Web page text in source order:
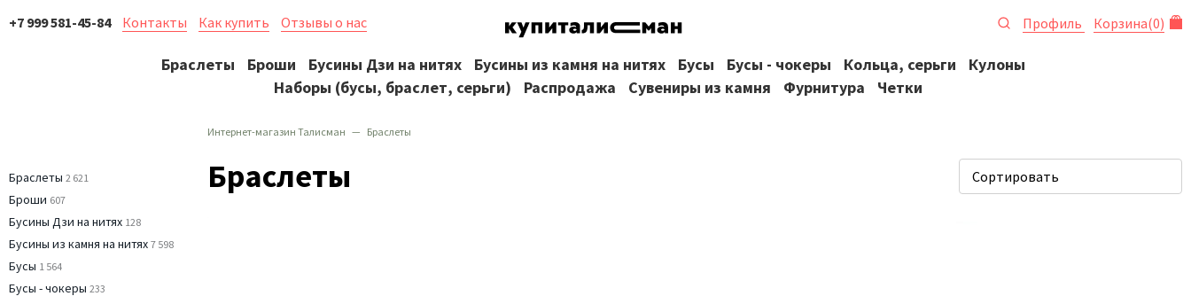
+7 999 581-45-84 Контакты Как купить Отзывы о нас Профиль Корзина(0)
Браслеты Броши Бусины Дзи на нитях Бусины из камня на нитях Бусы Бусы - чокеры Кольца, серьги
Кулоны
Наборы (бусы, браслет, серьги)
Распродажа Сувениры из камня Фурнитура Четки
Интернет-магазин Талисман Браслеты
Браслеты 2 621
Броши 607
Бусины Дзи на нитях 128
Бусины из камня на нитях 7 598
Бусы 1 564
Бусы - чокеры 233
Браслеты